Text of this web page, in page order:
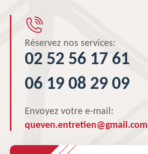
Réservez nos services:
02 52 56 17 61
06 19 08 29 09
Envoyez votre e-mail:
queven.entretien@gmail.com